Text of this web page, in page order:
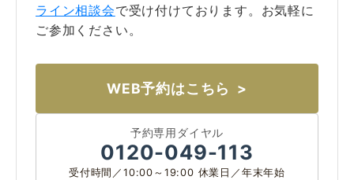
ライン相談会で受け付けております。お気軽に
ご参加ください。
WEB予約はこちら
予約専用ダイヤル
0120-049-113
受付時間／10:00～19:00 休業日／年末年始